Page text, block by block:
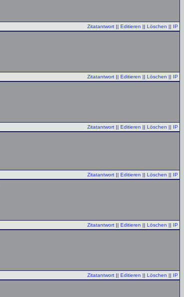
Zitatantwort || Editieren || Löschen || IP
Zitatantwort || Editieren || Löschen || IP
Zitatantwort || Editieren || Löschen || IP
Zitatantwort || Editieren || Löschen || IP
Zitatantwort || Editieren || Löschen || IP
Zitatantwort || Editieren || Löschen || IP